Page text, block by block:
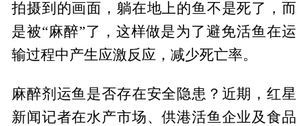
拍摄到的画面，躺在地上的鱼不是死了，而
是被“麻醉”了，这样做是为了避免活鱼在运
输过程中产生应激反应，减少死亡率。
麻醉剂运鱼是否存在安全隐患？近期，红星
新闻记者在水产市场、供港活鱼企业及食品